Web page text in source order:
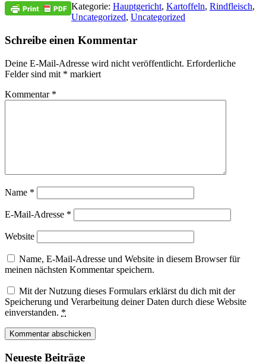
Kategorie: Hauptgericht, Kartoffeln, Rindfleisch,
Uncategorized, Uncategorized
Schreibe einen Kommentar
Deine E-Mail-Adresse wird nicht veröffentlicht. Erforderliche
Felder sind mit * markiert
Kommentar *
Name *
E-Mail-Adresse *
Website
Name, E-Mail-Adresse und Website in diesem Browser für
meinen nächsten Kommentar speichern.
Mit der Nutzung dieses Formulars erklärst du dich mit der
Speicherung und Verarbeitung deiner Daten durch diese Website
einverstanden. *
Neueste Beiträge